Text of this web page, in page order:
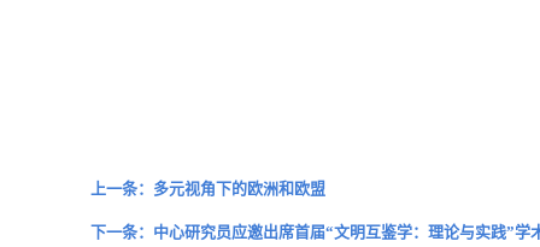
上一条：多元视角下的欧洲和欧盟
下一条：中心研究员应邀出席首届“文明互鉴学：理论与实践”学